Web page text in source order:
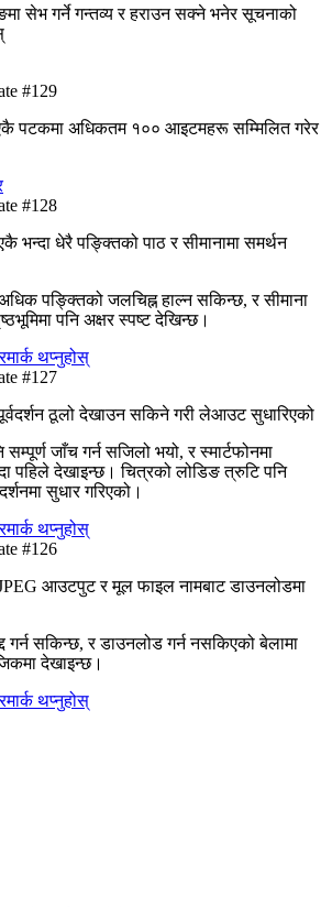
सेभ गर्ने गन्तव्य र हराउन सक्ने भनेर सूचनाको
#129
पटकमा अधिकतम १०० आइटमहरू सम्मिलित गरेर
#128
भन्दा धेरै पङ्क्तिको पाठ र सीमानामा समर्थन
पङ्क्तिको जलचिह्न हाल्न सकिन्छ, र सीमाना
पनि अक्षर स्पष्ट देखिन्छ।
थप्नुहोस्
#127
ठूलो देखाउन सकिने गरी लेआउट सुधारिएको
सम्पूर्ण जाँच गर्न सजिलो भयो, र स्मार्टफोनमा
पहिले देखाइन्छ। चित्रको लोडिङ त्रुटि पनि
सुधार गरिएको।
थप्नुहोस्
#126
आउटपुट र मूल फाइल नामबाट डाउनलोडमा
गर्न सकिन्छ, र डाउनलोड गर्न नसकिएको बेलामा
देखाइन्छ।
थप्नुहोस्